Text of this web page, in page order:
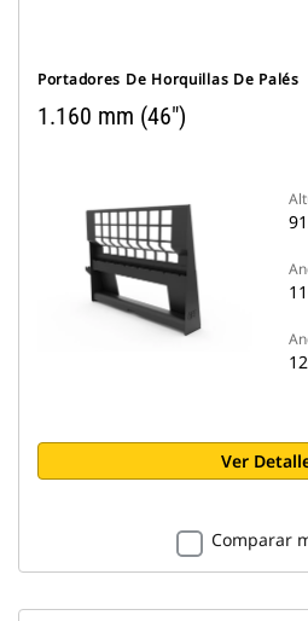
Portadores De Horquillas De Palés
1.160 mm (46")
Ver
Comparar